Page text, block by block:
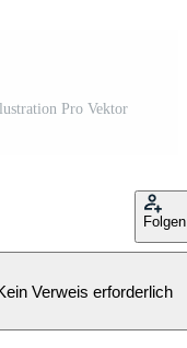
Pro Vektor
Folgen
Verweis erforderlich